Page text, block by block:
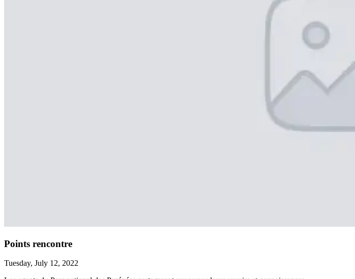
Points rencontre
Tuesday, July 12, 2022